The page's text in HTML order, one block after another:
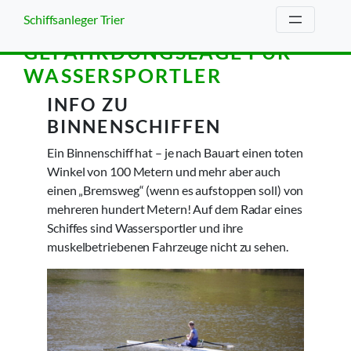
Inhalt
Schiffsanleger Trier
GEFÄHRDUNGSLAGE FÜR
WASSERSPORTLER
INFO ZU
BINNENSCHIFFEN
Ein Binnenschiff hat – je nach Bauart einen toten
Winkel von 100 Metern und mehr aber auch
einen „Bremsweg“ (wenn es aufstoppen soll) von
mehreren hundert Metern! Auf dem Radar eines
Schiffes sind Wassersportler und ihre
muskelbetriebenen Fahrzeuge nicht zu sehen.